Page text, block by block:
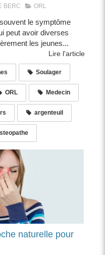
BERC ORL
le symptôme
peut avoir diverses
les jeunes...
Lire l'article
Soulager
ORL Medecin
argenteuil
naturelle pour